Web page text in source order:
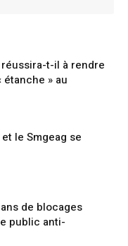
t-il à rendre
étanche » au
le Smgeag se
de blocages
public anti-